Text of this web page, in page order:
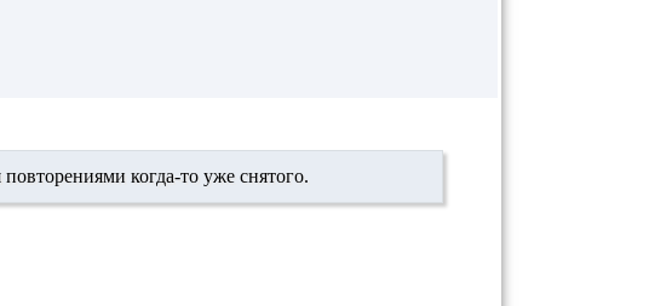
повторениями когда-то уже снятого.